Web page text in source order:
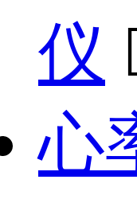
仪
心